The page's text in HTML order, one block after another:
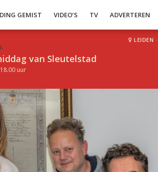
GEMIST VIDEO’S TV ADVERTEREN
van Sleutelstad
uur
LEIDEN ·